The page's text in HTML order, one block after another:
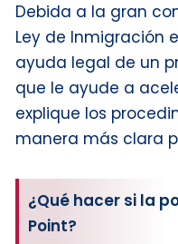
Debida a la gran
Ley de Inmigración
ayuda legal de un
que le ayude a
explique los
manera más clara
¿Qué hacer si la
Point?